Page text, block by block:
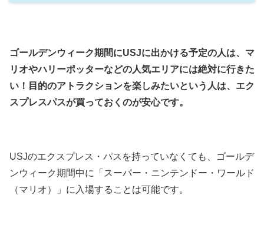
ゴールデンウィーク期間にUSJに出かける予定の人は、マ
リオやハリーポッターなどの人気エリアには絶対に行きた
い！目的のアトラクションを楽しみたいという人は、エク
スプレスパスが買っておくのが安心です。
USJのエクスプレス・パスを持っていなくても、ゴールデ
ンウィーク期間中に「スーパー・ニンテンドー・ワールド
（マリオ）」に入場することは可能です。